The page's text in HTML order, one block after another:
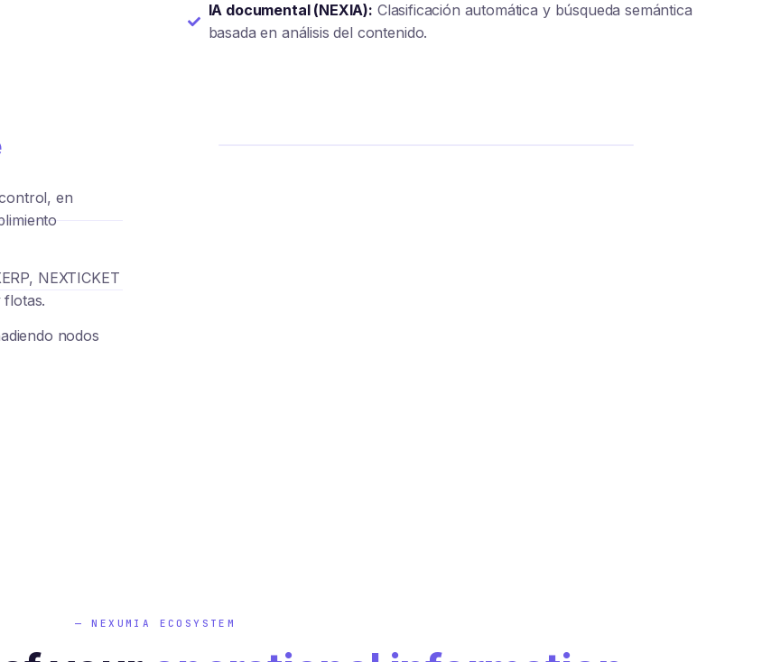
IA documental (NEXIA): Clasificación automática y búsqueda semántica
basada en análisis del contenido.
en
NEXTICKET
nodos
— NEXUMIA ECOSYSTEM